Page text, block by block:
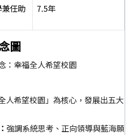
任助
7.5年
圖
人希望校園」為核心，發展出五大
強調系統思考、正向領導與藍海願